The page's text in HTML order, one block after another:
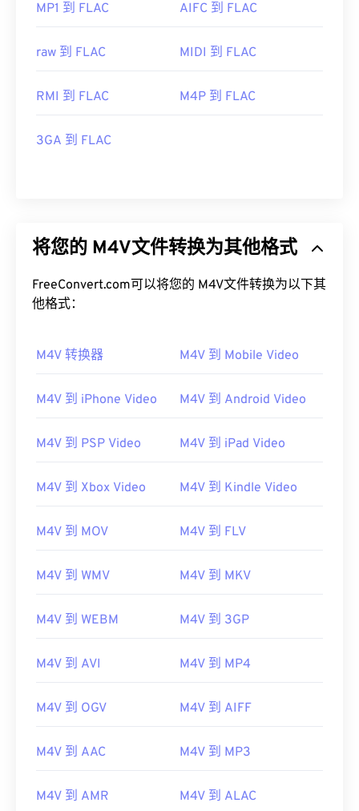
MP1 到 FLAC AIFC 到 FLAC
raw 到 FLAC MIDI 到 FLAC
RMI 到 FLAC M4P 到 FLAC
3GA 到 FLAC
将您的 M4V文件转换为其他格式
FreeConvert.com可以将您的 M4V文件转换为以下其
他格式：
M4V 转换器 M4V 到 Mobile Video
M4V 到 iPhone Video M4V 到 Android Video
M4V 到 PSP Video M4V 到 iPad Video
M4V 到 Xbox Video M4V 到 Kindle Video
M4V 到 MOV M4V 到 FLV
M4V 到 WMV M4V 到 MKV
M4V 到 WEBM M4V 到 3GP
M4V 到 AVI M4V 到 MP4
M4V 到 OGV M4V 到 AIFF
M4V 到 AAC M4V 到 MP3
M4V 到 AMR M4V 到 ALAC